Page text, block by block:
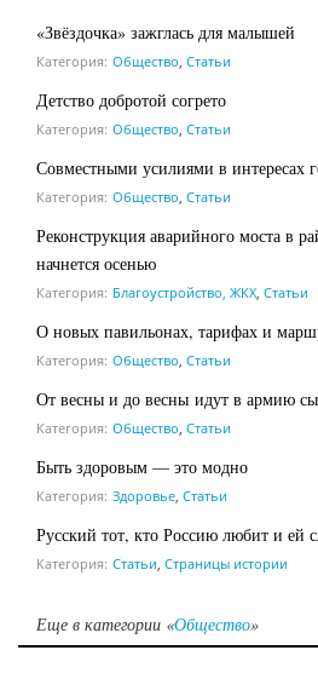
«Звёздочка» зажглась для малышей
Категория: Общество, Статьи
Детство добротой согрето
Категория: Общество, Статьи
Совместными усилиями в интересах
Категория: Общество, Статьи
Реконструкция аварийного моста в
начнется осенью
Категория: Благоустройство, ЖКХ, Статьи
О новых павильонах, тарифах и
Категория: Общество, Статьи
От весны и до весны идут в армию
Категория: Общество, Статьи
Быть здоровым — это модно
Категория: Здоровье, Статьи
Русский тот, кто Россию любит и ей
Категория: Статьи, Страницы истории
Еще в категории «Общество»